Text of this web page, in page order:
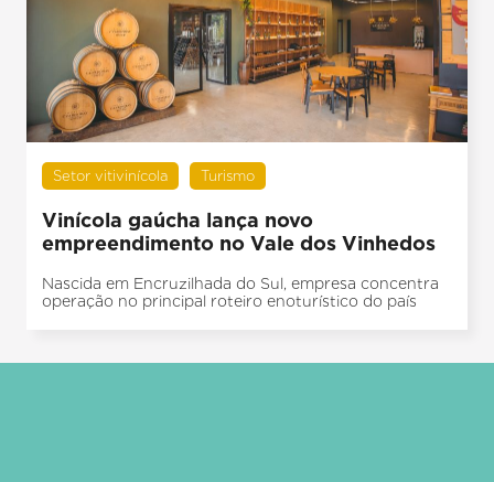
Setor vitivinícola Turismo
Vinícola gaúcha lança novo
empreendimento no Vale dos Vinhedos
Nascida em Encruzilhada do Sul, empresa concentra
operação no principal roteiro enoturístico do país